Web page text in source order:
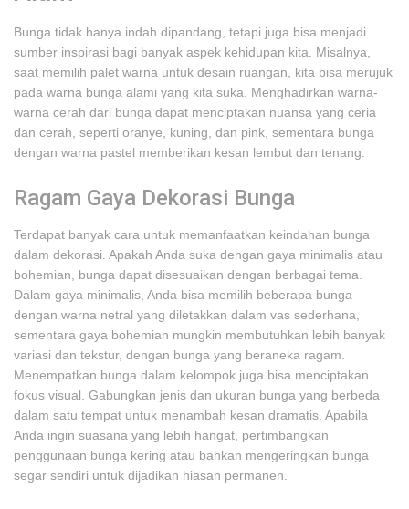
Bunga tidak hanya indah dipandang, tetapi juga bisa menjadi
sumber inspirasi bagi banyak aspek kehidupan kita. Misalnya,
saat memilih palet warna untuk desain ruangan, kita bisa merujuk
pada warna bunga alami yang kita suka. Menghadirkan warna-
warna cerah dari bunga dapat menciptakan nuansa yang ceria
dan cerah, seperti oranye, kuning, dan pink, sementara bunga
dengan warna pastel memberikan kesan lembut dan tenang.
Ragam Gaya Dekorasi Bunga
Terdapat banyak cara untuk memanfaatkan keindahan bunga
dalam dekorasi. Apakah Anda suka dengan gaya minimalis atau
bohemian, bunga dapat disesuaikan dengan berbagai tema.
Dalam gaya minimalis, Anda bisa memilih beberapa bunga
dengan warna netral yang diletakkan dalam vas sederhana,
sementara gaya bohemian mungkin membutuhkan lebih banyak
variasi dan tekstur, dengan bunga yang beraneka ragam.
Menempatkan bunga dalam kelompok juga bisa menciptakan
fokus visual. Gabungkan jenis dan ukuran bunga yang berbeda
dalam satu tempat untuk menambah kesan dramatis. Apabila
Anda ingin suasana yang lebih hangat, pertimbangkan
penggunaan bunga kering atau bahkan mengeringkan bunga
segar sendiri untuk dijadikan hiasan permanen.